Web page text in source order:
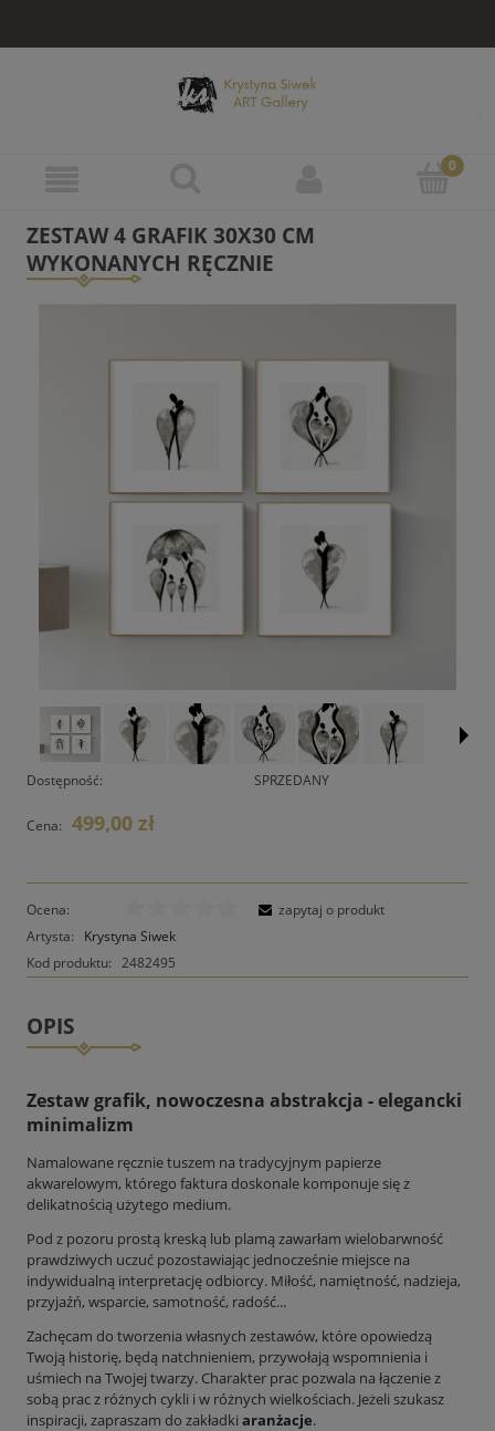
ZESTAW 4 GRAFIK 30X30 CM
WYKONANYCH RĘCZNIE
Dostępność: SPRZEDANY
Cena: 499,00 zł
Ocena:
Artysta:
Krystyna Siwek
Kod produktu: 2482495
zapytaj o produkt
OPIS
Zestaw grafik, nowoczesna abstrakcja - elegancki
minimalizm
Namalowane ręcznie tuszem na tradycyjnym papierze
akwarelowym, którego faktura doskonale komponuje się z
delikatnością użytego medium.
Pod z pozoru prostą kreską lub plamą zawarłam wielobarwność
prawdziwych uczuć pozostawiając jednocześnie miejsce na
indywidualną interpretację odbiorcy. Miłość, namiętność, nadzieja,
przyjaźń, wsparcie, samotność, radość...
Zachęcam do tworzenia własnych zestawów, które opowiedzą
Twoją historię, będą natchnieniem, przywołają wspomnienia i
uśmiech na Twojej twarzy. Charakter prac pozwala na łączenie z
sobą prac z różnych cykli i w różnych wielkościach. Jeżeli szukasz
inspiracji, zapraszam do zakładki aranżacje.